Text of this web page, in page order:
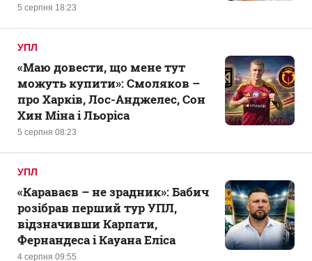
5 серпня 18:23
УПЛ
5 серпня 08:23
«Маю довести, що мене тут
можуть купити»: Смоляков –
про Харків, Лос-Анджелес, Сон
Хин Міна і Льоріса
УПЛ
4 серпня 09:55
«Караваєв – не зрадник»: Бабич
розібрав перший тур УПЛ,
відзначивши Карпати,
Фернандеса і Кауана Еліса